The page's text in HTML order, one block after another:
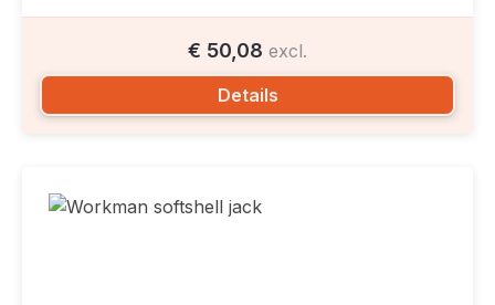
€ 50,08 excl.
Details